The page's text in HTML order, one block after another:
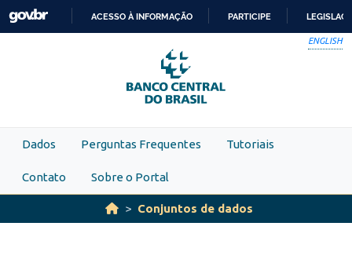
Skip to main content
PARA
O
CONTEÚDO
ACESSO À INFORMAÇÃO PARTICIPE
ENGLISH
Dados Perguntas Frequentes Tutoriais
Contato Sobre o Portal
Conjuntos de dados